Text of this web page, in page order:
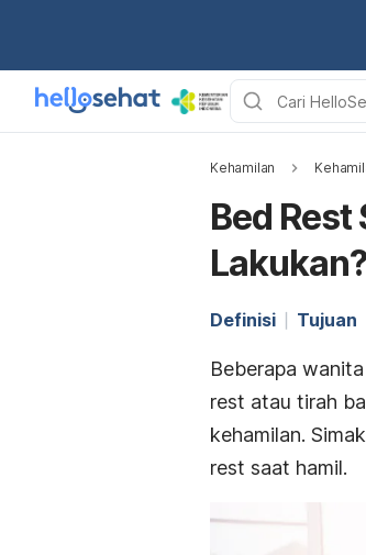
Kehamilan
Bed Rest
Lakukan?
Definisi Tujuan
Beberapa
rest atau tirah
kehamilan.
rest saat hamil.